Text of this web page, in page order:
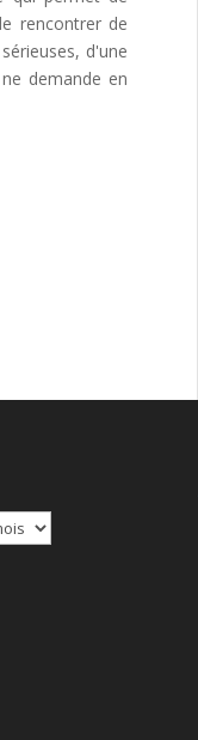
rencontrer de
d'une
demande en